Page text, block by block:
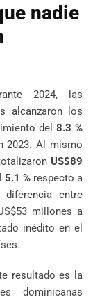
nadie
2024, las
alcanzaron los
del 8.3 %
2023. Al mismo
US$89
5.1 %respecto a
entre
millones a
inédito en el
resultado es la
dominicanas